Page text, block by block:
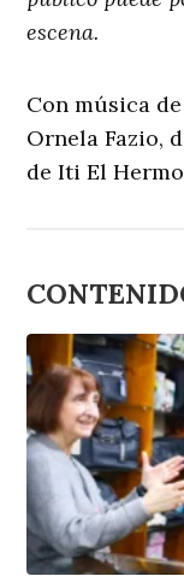
escena.
Con música
Ornela Fazio,
de Iti El